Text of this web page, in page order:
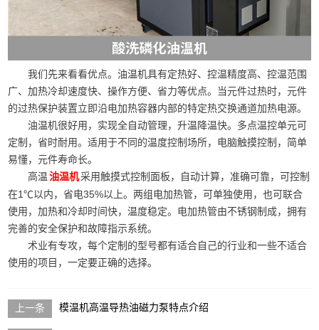
我们先来看看优点。油温机具有定热好、控温精度高、控温范围
广、加热冷却速度快、操作方便、省力等优点。当元件过热时，元件
的过热保护装置立即沿电加热容器内部的特定热交换通道加热电源。
油温机很好用，实现全自动管理，升温降温快。多点温控单元可
定制，省时耐用。适用于不同的温度控制场所，电脑触摸控制，简单
易懂，元件寿命长。
高温 油温机采用触摸式控制面板，自动计算，准确可靠，可控制
在1℃以内，省电35%以上。两组电加热管，可单独使用，也可联合
使用，加热和冷却时间快，温度稳定。电加热管由不锈钢制成，拥有
完善的安全保护和故障指示系统。
术业有专攻，每个定制的型号都有适合自己的行业和一些不适合
使用的项目，一定要正确的选择。
模温机高温导热油磁力泵特点介绍